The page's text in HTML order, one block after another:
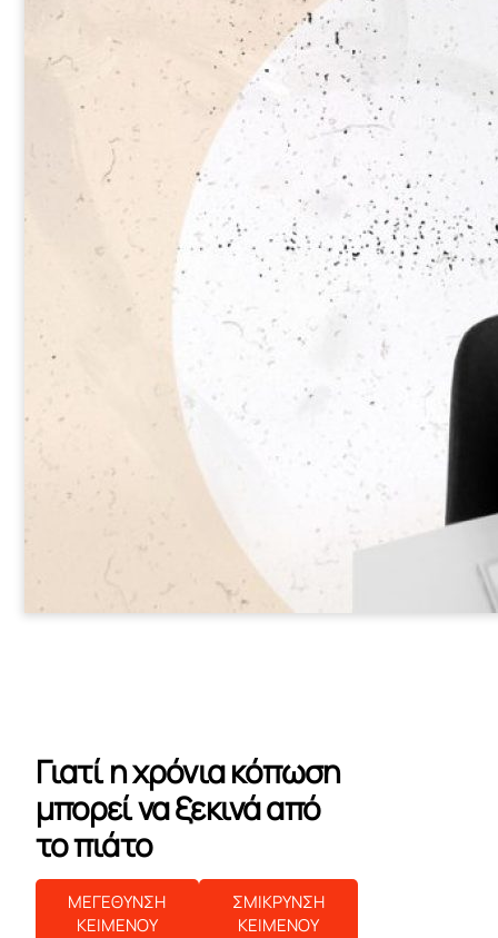
Γιατί η χρόνια κόπωση
μπορεί να ξεκινά από
το πιάτο
ΜΕΓΕΘΥΝΣΗ
ΚΕΙΜΕΝΟΥ
ΣΜΙΚΡΥΝΣΗ
ΚΕΙΜΕΝΟΥ